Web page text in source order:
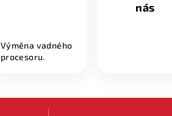
Výměna vadného
procesoru.
nás